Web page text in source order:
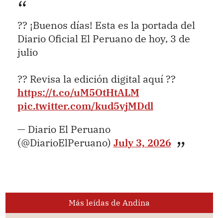
?? ¡Buenos días! Esta es la portada del
Diario Oficial El Peruano de hoy, 3 de
julio
?? Revisa la edición digital aquí ??
https://t.co/uM5OtHtALM
pic.twitter.com/kud5vjMDdl
— Diario El Peruano
(@DiarioElPeruano) July 3, 2026
Más leídas de Andina